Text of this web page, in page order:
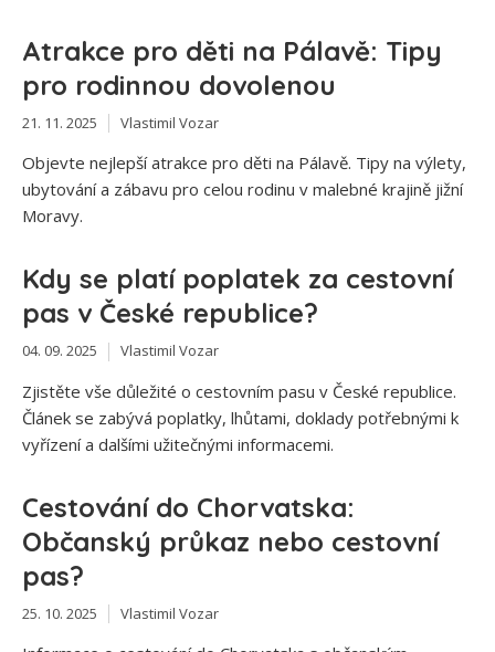
Atrakce pro děti na Pálavě: Tipy
pro rodinnou dovolenou
21. 11. 2025 Vlastimil Vozar
Objevte nejlepší atrakce pro děti na Pálavě. Tipy na výlety,
ubytování a zábavu pro celou rodinu v malebné krajině jižní
Moravy.
Kdy se platí poplatek za cestovní
pas v České republice?
04. 09. 2025 Vlastimil Vozar
Zjistěte vše důležité o cestovním pasu v České republice.
Článek se zabývá poplatky, lhůtami, doklady potřebnými k
vyřízení a dalšími užitečnými informacemi.
Cestování do Chorvatska:
Občanský průkaz nebo cestovní
pas?
25. 10. 2025 Vlastimil Vozar